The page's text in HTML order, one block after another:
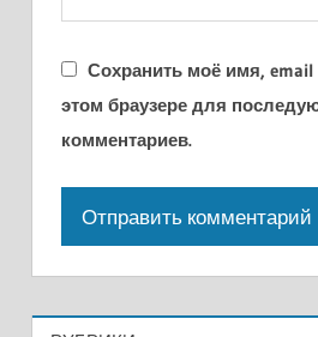
Сохранить моё имя, email
этом браузере для
комментариев.